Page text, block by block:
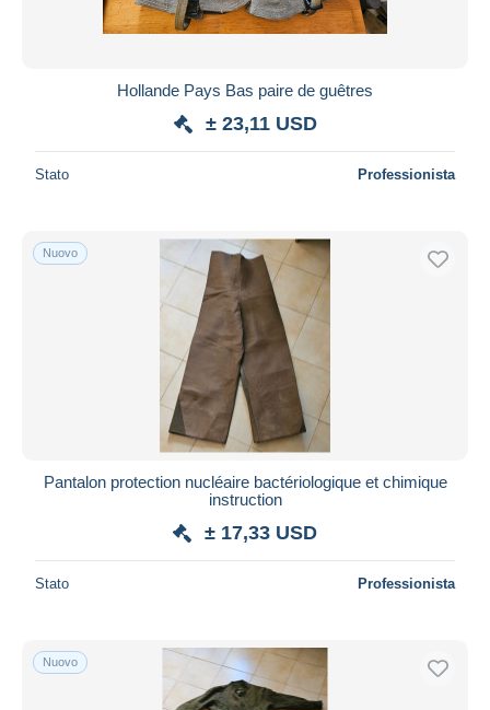
Hollande Pays Bas paire de guêtres
± 23,11 USD
Stato Professionista
Nuovo
Pantalon protection nucléaire bactériologique et chimique
instruction
± 17,33 USD
Stato Professionista
Nuovo